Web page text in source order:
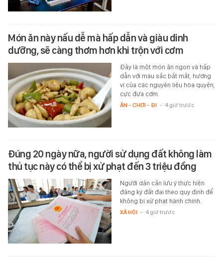
Món ăn này nấu dễ mà hấp dẫn và giàu dinh
dưỡng, sẽ càng thơm hơn khi trộn với cơm
Đây là một món ăn ngon và hấp
dẫn với màu sắc bắt mắt, hương
vị của các nguyên liệu hòa quyện,
cực đưa cơm.
ĂN - CHƠI - ĐI - 4 giờ trước
Đúng 20 ngày nữa, người sử dụng đất không làm
thủ tục này có thể bị xử phạt đến 3 triệu đồng
Người dân cần lưu ý thực hiện
đăng ký đất đai theo quy định để
không bị xử phạt hành chính.
XÃ HỘI - 4 giờ trước